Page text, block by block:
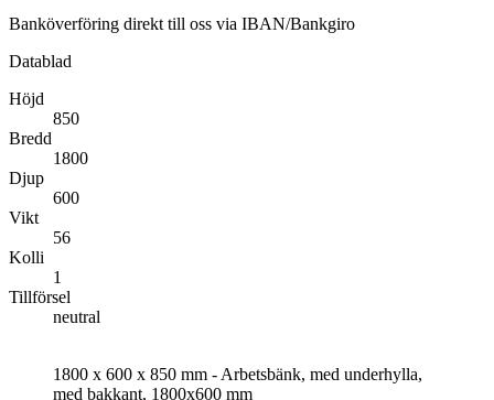
Banköverföring direkt till oss via IBAN/Bankgiro
Datablad
Höjd
850
Bredd
1800
Djup
600
Vikt
56
Kolli
1
Tillförsel
neutral
1800 x 600 x 850 mm - Arbetsbänk, med underhylla,
med bakkant, 1800x600 mm